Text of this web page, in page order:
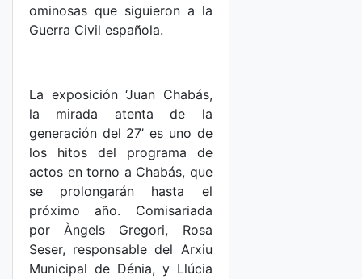
ominosas que siguieron a la
Guerra Civil española.
La exposición ‘Juan Chabás,
la mirada atenta de la
generación del 27’ es uno de
los hitos del programa de
actos en torno a Chabás, que
se prolongarán hasta el
próximo año. Comisariada
por Àngels Gregori, Rosa
Seser, responsable del Arxiu
Municipal de Dénia, y Llúcia